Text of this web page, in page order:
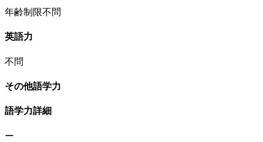
年齢制限不問
英語力
不問
その他語学力
語学力詳細
ー